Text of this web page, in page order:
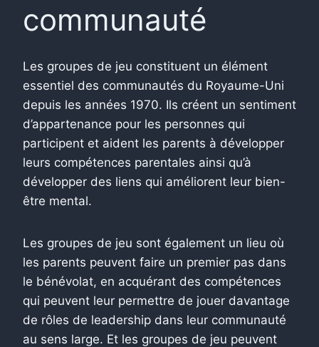
communauté
Les groupes de jeu constituent un élément
essentiel des communautés du Royaume-Uni
depuis les années 1970. Ils créent un sentiment
d’appartenance pour les personnes qui
participent et aident les parents à développer
leurs compétences parentales ainsi qu’à
développer des liens qui améliorent leur bien-
être mental.
Les groupes de jeu sont également un lieu où
les parents peuvent faire un premier pas dans
le bénévolat, en acquérant des compétences
qui peuvent leur permettre de jouer davantage
de rôles de leadership dans leur communauté
au sens large. Et les groupes de jeu peuvent